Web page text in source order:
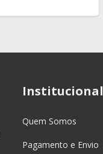
Institucional
Quem Somos
Pagamento e Envio